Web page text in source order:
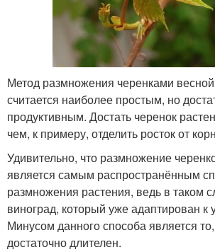
Метод размножения черенками
считается наиболее простым, но
продуктивным. Достать черенок
чем, к примеру, отделить росток от
Удивительно, что размножение
является самым распространённым
размножения растения, ведь в таком
виноград, который уже адаптирован к
Минусом данного способа является
достаточно длителен.